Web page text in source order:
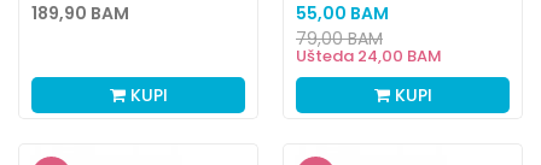
189,90 BAM
KUPI
55,00 BAM
Ušteda 24,00 BAM
79,00BAM
KUPI